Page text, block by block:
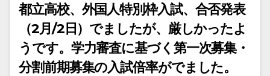
都立高校、外国人特別枠入試、合否発表
（2月/2日）でましたが、厳しかったよ
うです。学力審査に基づく第一次募集・
分割前期募集の入試倍率がでました。